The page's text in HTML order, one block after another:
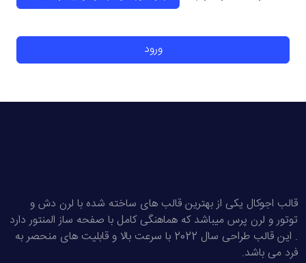
ورود
قالب اجوکال یکی از بهترین قالب های ساخته شده با لرن دش و
توتور و لرن پرس میباشد که هماهنگی کامل با صفحه ساز المنتور دارد
. این قالب طراحی سال 2022 با سرعت بالا و قابلیت های منحصر به
فرد می باشد.